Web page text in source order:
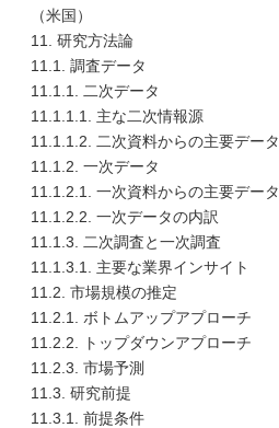
（米国）
11. 研究方法論
11.1. 調査データ
11.1.1. 二次データ
11.1.1.1. 主な二次情報源
11.1.1.2. 二次資料からの主要データ
11.1.2. 一次データ
11.1.2.1. 一次資料からの主要データ
11.1.2.2. 一次データの内訳
11.1.3. 二次調査と一次調査
11.1.3.1. 主要な業界インサイト
11.2. 市場規模の推定
11.2.1. ボトムアップアプローチ
11.2.2. トップダウンアプローチ
11.2.3. 市場予測
11.3. 研究前提
11.3.1. 前提条件